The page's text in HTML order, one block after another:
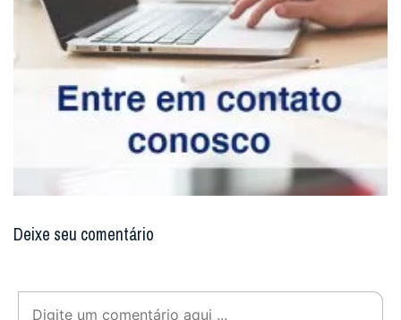
Deixe seu comentário